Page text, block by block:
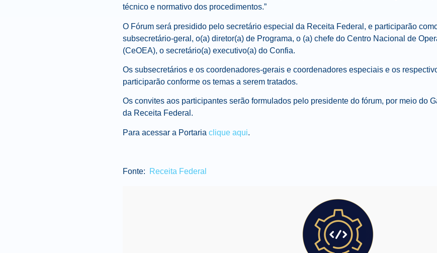
técnico e normativo dos procedimentos.”
O Fórum será presidido pelo secretário especial da Receita Federal, e participarão
subsecretário-geral, o(a) diretor(a) de Programa, o (a) chefe do Centro Nacional de
(CeOEA), o secretário(a) executivo(a) do Confia.
Os subsecretários e os coordenadores-gerais e coordenadores especiais e os
participarão conforme os temas a serem tratados.
Os convites aos participantes serão formulados pelo presidente do fórum, por meio do
da Receita Federal.
Para acessar a Portaria clique aqui.
Fonte: Receita Federal